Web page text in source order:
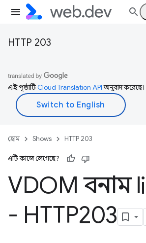
HTTP 203
এই পৃষ্ঠাটিCloud Translation APIঅনুবাদ করেছে।
হোম Shows HTTP 203
এটি কাজে লেগেছে?
VDOM বনাম
- HTTP203